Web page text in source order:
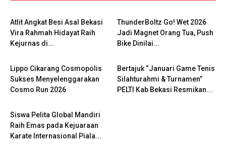
Atlit Angkat Besi Asal Bekasi
Vira Rahmah Hidayat Raih
Kejurnas di...
ThunderBoltz Go! Wet 2026
Jadi Magnet Orang Tua, Push
Bike Dinilai...
Lippo Cikarang Cosmopolis
Sukses Menyelenggarakan
Cosmo Run 2026
Bertajuk “Januari Game Tenis
Silahturahmi & Turnamen”
PELTI Kab Bekasi Resmikan...
Siswa Pelita Global Mandiri
Raih Emas pada Kejuaraan
Karate Internasional Piala...